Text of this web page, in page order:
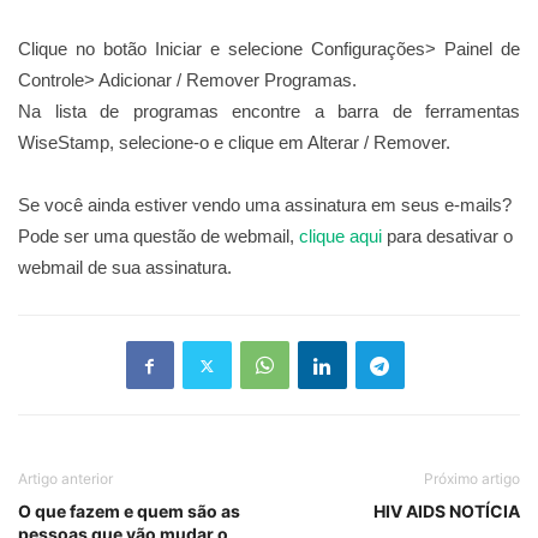
Clique no botão Iniciar e selecione Configurações> Painel de
Controle> Adicionar / Remover Programas.
Na lista de programas encontre a barra de ferramentas
WiseStamp, selecione-o e clique em Alterar / Remover.
Se você ainda estiver vendo uma assinatura em seus e-mails?
Pode ser uma questão de webmail, clique aqui para desativar o
webmail de sua assinatura.
Artigo anterior
O que fazem e quem são as
Próximo artigo
HIV AIDS NOTÍCIA